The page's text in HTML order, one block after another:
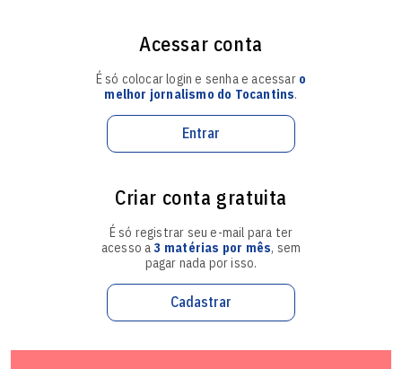
Acessar conta
É só colocar login e senha e acessar o
melhor jornalismo do Tocantins.
Entrar
Criar conta gratuita
É só registrar seu e-mail para ter
acesso a 3 matérias por mês, sem
pagar nada por isso.
Cadastrar